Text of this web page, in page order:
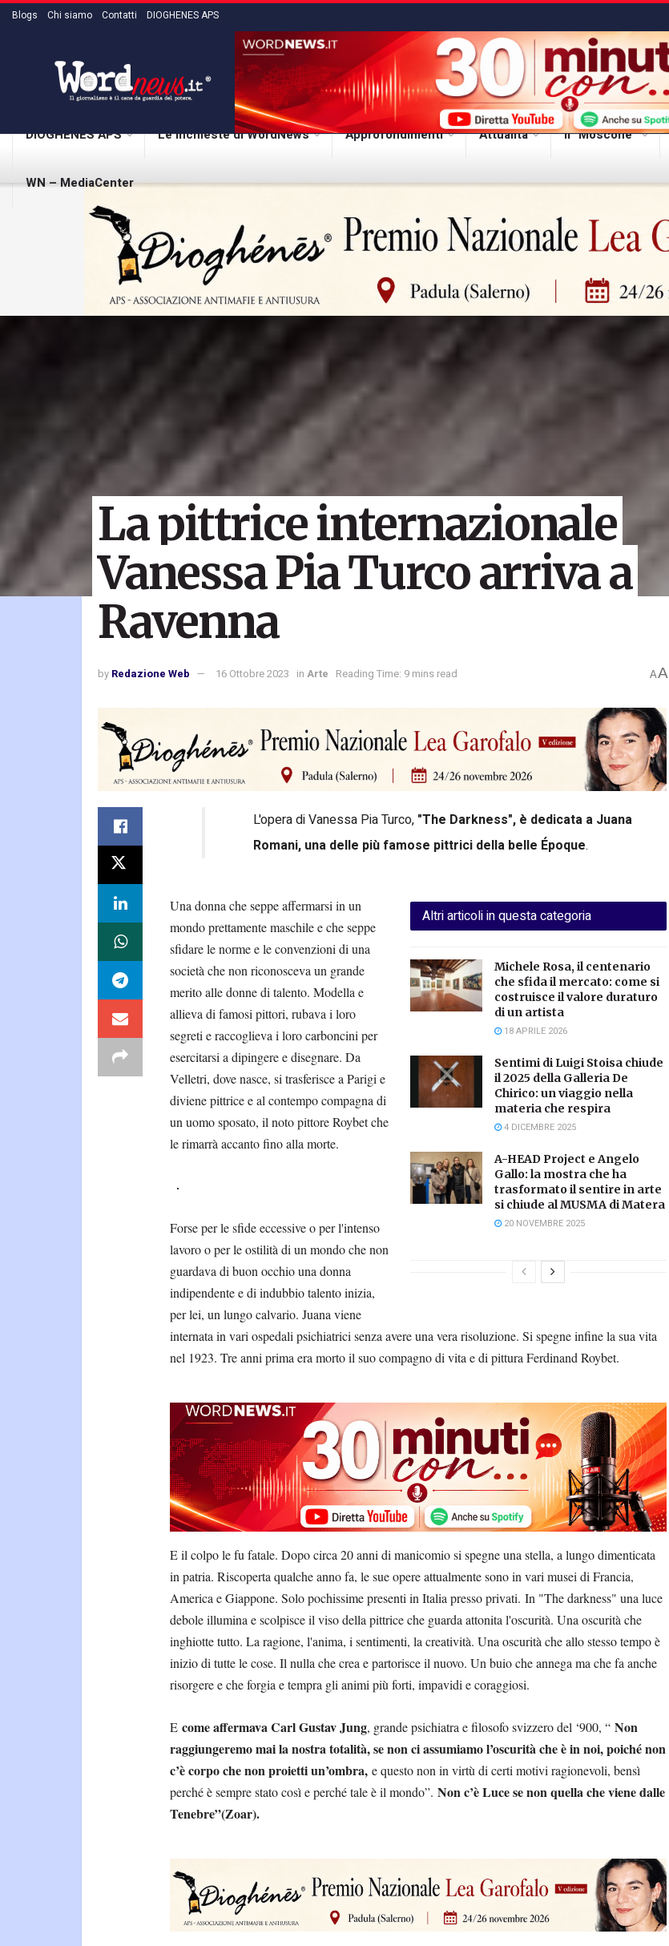
Blogs Chi siamo Contatti DIOGHENES APS
DIOGHENES APS Le inchieste di WordNews Approfondimenti Attualità Il “Moscone”
WN – MediaCenter
La pittrice internazionale
Vanessa Pia Turco arriva a
Ravenna
by Redazione Web 16 Ottobre 2023 in Arte Reading Time: 9 mins read AA
L'opera di Vanessa Pia Turco, "The Darkness", è dedicata a Juana
Romani, una delle più famose pittrici della belle Époque.
Altri articoli in questa categoria
Michele Rosa, il centenario
che sfida il mercato: come si
costruisce il valore duraturo
di un artista
18 APRILE 2026
Sentimi di Luigi Stoisa chiude
il 2025 della Galleria De
Chirico: un viaggio nella
materia che respira
4 DICEMBRE 2025
A-HEAD Project e Angelo
Gallo: la mostra che ha
trasformato il sentire in arte
si chiude al MUSMA di Matera
20 NOVEMBRE 2025
Una donna che seppe affermarsi in un
mondo prettamente maschile e che seppe
sfidare le norme e le convenzioni di una
società che non riconosceva un grande
merito alle donne di talento. Modella e
allieva di famosi pittori, rubava i loro
segreti e raccoglieva i loro carboncini per
esercitarsi a dipingere e disegnare. Da
Velletri, dove nasce, si trasferisce a Parigi e
diviene pittrice e al contempo compagna di
un uomo sposato, il noto pittore Roybet che
le rimarrà accanto fino alla morte.
Forse per le sfide eccessive o per l'intenso
lavoro o per le ostilità di un mondo che non
guardava di buon occhio una donna
indipendente e di indubbio talento inizia,
per lei, un lungo calvario. Juana viene
internata in vari ospedali psichiatrici senza avere una vera risoluzione. Si spegne infine la sua vita
nel 1923. Tre anni prima era morto il suo compagno di vita e di pittura Ferdinand Roybet.
E il colpo le fu fatale. Dopo circa 20 anni di manicomio si spegne una stella, a lungo dimenticata
in patria. Riscoperta qualche anno fa, le sue opere attualmente sono in vari musei di Francia,
America e Giappone. Solo pochissime presenti in Italia presso privati. In "The darkness" una luce
debole illumina e scolpisce il viso della pittrice che guarda attonita l'oscurità. Una oscurità che
inghiotte tutto. La ragione, l'anima, i sentimenti, la creatività. Una oscurità che allo stesso tempo è
inizio di tutte le cose. Il nulla che crea e partorisce il nuovo. Un buio che annega ma che fa anche
risorgere e che forgia e tempra gli animi più forti, impavidi e coraggiosi.
E come affermava Carl Gustav Jung, grande psichiatra e filosofo svizzero del ‘900, “ Non
raggiungeremo mai la nostra totalità, se non ci assumiamo l’oscurità che è in noi, poiché non
c’è corpo che non proietti un’ombra, e questo non in virtù di certi motivi ragionevoli, bensì
perché è sempre stato così e perché tale è il mondo”. Non c’è Luce se non quella che viene dalle
Tenebre”(Zoar).